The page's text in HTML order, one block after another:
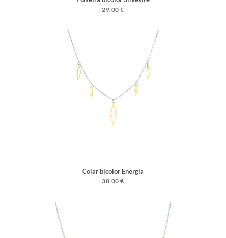
29,00 €
Colar bicolor Energia
38,00 €